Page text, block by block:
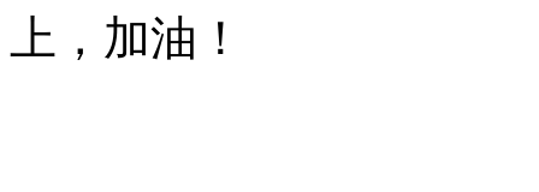
上，加油！